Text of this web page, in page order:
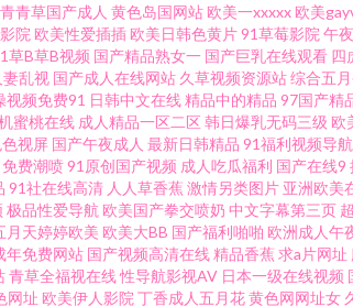
视频高跟鞋 久久成人毛片 日本阿V电影在线 超碰网友
免费在线www 91香蕉tv 91蜜桃网在线观看 色情五月 操
成av人影院 超碰人91 91叉啊插 国产伊是大成人 综合
线资源电影 香蕉伊视频 国产福利写真 最新伪娘TS在
新网址 午夜寂寞看成人 黄色资源 91福利爽片 九七电影
青青草国产成人 黄色岛国网站 欧美一xxxxx 欧美
院 欧美性爱插插 欧美日韩色黄片91草莓影院 午
草B草B视频 国产精品熟女一 国产巨乳在线观看 四
妻乱视 国产成人在线网站 久草视频资源站综合五
视频免费91 日韩中文在线精品中的精品 97国产精
蜜桃在线 成人精品一区二区 韩日爆乳无码三级 欧
视屏 国产午夜成人 最新日韩精品 91福利视频导航
免费潮喷91原创国产视频 成人吃瓜福利 国产在线9
91社在线高清 人人草香蕉 激情另类图片 亚洲欧美
极品性爱导航 欧美国产拳交喷奶 中文字幕第三页
月天婷婷欧美 欧美大BB 国产福利啪啪 欧洲成人午
年免费网站 国产视频高清在线精品香蕉 求a片网址
青草全福视在线性导航影视AV 日本一级在线视频
网址 欧美伊人影院 丁香成人五月花黄色网网址女